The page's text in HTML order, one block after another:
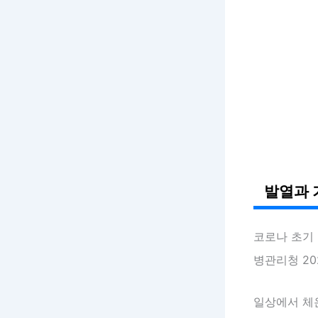
발열과
코로나 초
병관리청
일상에서